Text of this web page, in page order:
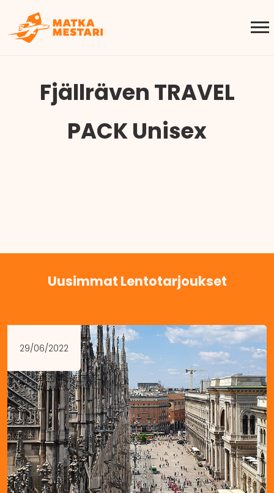
Fjällräven TRAVEL
PACK Unisex
Uusimmat Lentotarjoukset
29/06/2022